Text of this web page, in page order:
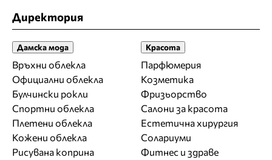
Директория
Дамска мода
Връхни облекла
Официални облекла
Булчински рокли
Спортни облекла
Плетени облекла
Кожени облекла
Рисувана коприна
Красота
Парфюмерия
Козметика
Фризьорство
Салони за красота
Естетична хирургия
Солариуми
Фитнес и здраве